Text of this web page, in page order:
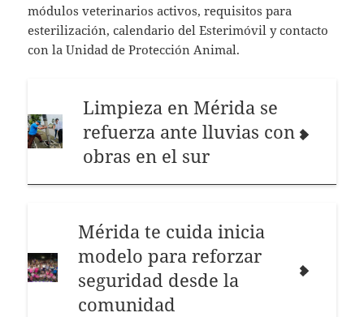
módulos veterinarios activos, requisitos para
esterilización, calendario del Esterimóvil y contacto
con la Unidad de Protección Animal.
Limpieza en Mérida se
refuerza ante lluvias con
obras en el sur
Mérida te cuida inicia
modelo para reforzar
seguridad desde la
comunidad